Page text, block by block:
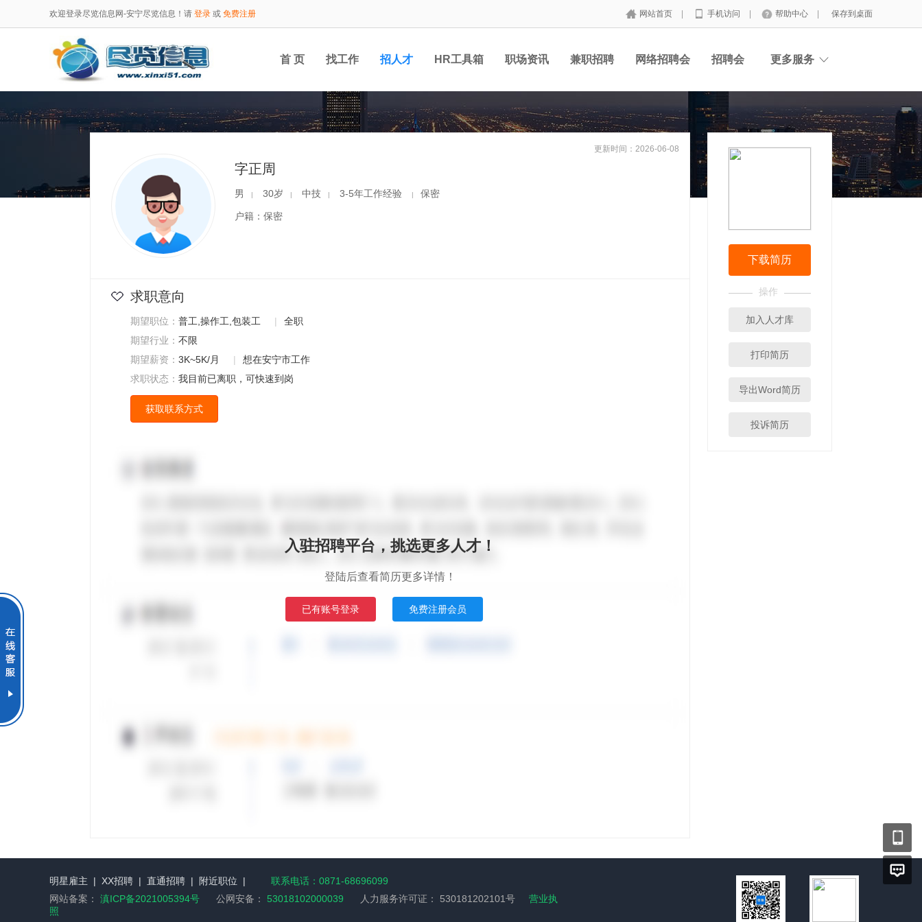
欢迎登录尽览信息网-安宁尽览信息！请 登录 或 免费注册 网站首页 手机访问 帮助中心 保存到桌面
首 页 找工作 招人才 HR工具箱 职场资讯 兼职招聘 网络招聘会 招聘会 更多服务
更新时间：2026-06-08
字正周
男 | 30岁 | 中技 | 3-5年工作经验 | 保密
户籍：保密
求职意向
期望职位： 普工,操作工,包装工 |
全职
期望行业： 不限
期望薪资： 3K~5K/月 |
想在安宁市工作
求职状态： 我目前已离职，可快速到岗
获取联系方式
入驻招聘平台，挑选更多人才！
登陆后查看简历更多详情！
已有账号登录 免费注册会员
下载简历
操作
加入人才库
打印简历
导出Word简历
投诉简历
明星雇主 | XX招聘 | 直通招聘 | 附近职位 |
联系电话：0871-68696099
网站备案： 滇ICP备2021005394号 公网安备： 53018102000039 人力服务许可证： 530181202101号
营业执
照